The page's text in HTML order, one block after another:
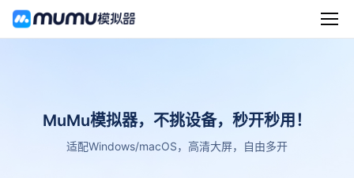
MuMu模拟器，不挑设备，秒开秒用！
适配Windows/macOS，高清大屏，自由多开